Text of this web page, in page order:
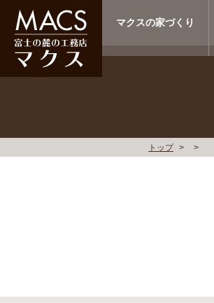
マクスの家づくり
トップ